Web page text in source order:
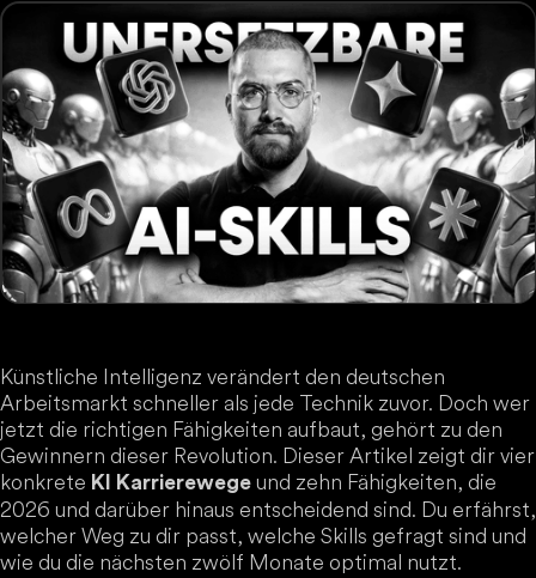
Künstliche Intelligenz verändert den deutschen
Arbeitsmarkt schneller als jede Technik zuvor. Doch wer
jetzt die richtigen Fähigkeiten aufbaut, gehört zu den
Gewinnern dieser Revolution. Dieser Artikel zeigt dir vier
konkrete KI Karrierewege und zehn Fähigkeiten, die
2026 und darüber hinaus entscheidend sind. Du erfährst,
welcher Weg zu dir passt, welche Skills gefragt sind und
wie du die nächsten zwölf Monate optimal nutzt.